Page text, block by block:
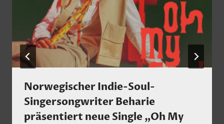
Norwegischer Indie-Soul-
Singersongwriter Beharie
präsentiert neue Single „Oh My